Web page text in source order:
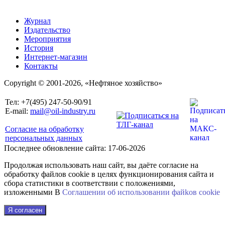
Журнал
Издательство
Мероприятия
История
Интернет-магазин
Контакты
Copyright © 2001-2026, «Нефтяное хозяйство»
Тел: +7(495) 247-50-90/91
E-mail: mail@oil-industry.ru
Согласие на обработку
персональных данных
Последнее обновление сайта: 17-06-2026
Продолжая использовать наш сайт, вы даёте согласие на
обработку файлов cookie в целях функционирования сайта и
сбора статистики в соответствии с положениями,
изложенными В Соглашении об использовании файkов cookie
Я согласен